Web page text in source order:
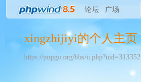
论坛 广场
xingzhijiyi的个人主页
https://popgo.org/bbs/u.php?uid=313352